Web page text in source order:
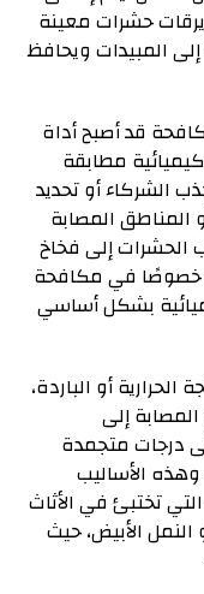
يرقات حشرات معينة
المبيدات ويحافظ
قد أصبح أداة
مطابقة
الشركاء أو تحديد
المناطق المصابة
الحشرات إلى فخاخ
خصوصًا في مكافحة
بشكل أساسي
أو الباردة،
إلى
درجات متجمدة
الأساليب
تختبئ في الأثاث
الأبيض، حيث